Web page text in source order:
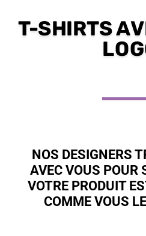
T-SHIRTS
NOS DESIGNERS
AVEC VOUS POUR
VOTRE PRODUIT
COMME VOUS